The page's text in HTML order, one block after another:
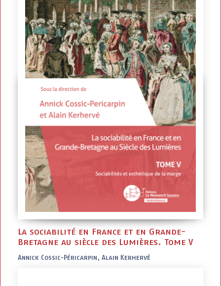
La sociabilité en France et en Grande-
Bretagne au siècle des Lumières. Tome V
Annick Cossic-Péricarpin, Alain Kerhervé